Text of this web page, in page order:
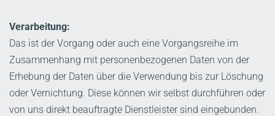
Verarbeitung:
Das ist der Vorgang oder auch eine Vorgangsreihe im
Zusammenhang mit personenbezogenen Daten von der
Erhebung der Daten über die Verwendung bis zur Löschung
oder Vernichtung. Diese können wir selbst durchführen oder
von uns direkt beauftragte Dienstleister sind eingebunden.